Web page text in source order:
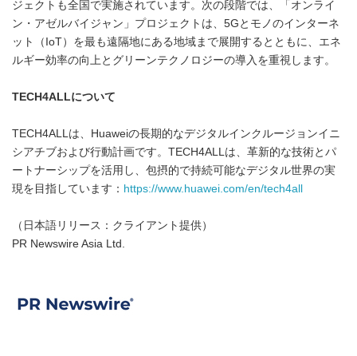
ジェクトも全国で実施されています。次の段階では、「オンライ
ン・アゼルバイジャン」プロジェクトは、5Gとモノのインターネ
ット（IoT）を最も遠隔地にある地域まで展開するとともに、エネ
ルギー効率の向上とグリーンテクノロジーの導入を重視します。
TECH4ALLについて
TECH4ALLは、Huaweiの長期的なデジタルインクルージョンイニ
シアチブおよび行動計画です。TECH4ALLは、革新的な技術とパ
ートナーシップを活用し、包摂的で持続可能なデジタル世界の実
現を目指しています： https://www.huawei.com/en/tech4all
（日本語リリース：クライアント提供）
PR Newswire Asia Ltd.